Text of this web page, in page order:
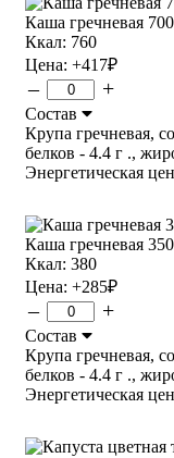
Каша гречневая
Ккал: 760
Цена: +417₽
– +
Состав
Крупа гречневая,
белков - 4.4 г .,
Энергетическая
Каша гречневая
Ккал: 380
Цена: +285₽
– +
Состав
Крупа гречневая,
белков - 4.4 г .,
Энергетическая